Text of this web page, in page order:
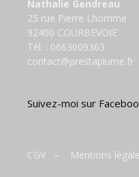
Nathalie Gendreau
25 rue Pierre Lhomme
92400 COURBEVOIE
Tél. : 0663009363
contact@prestaplume.fr
Suivez-moi sur
CGV – Mentions